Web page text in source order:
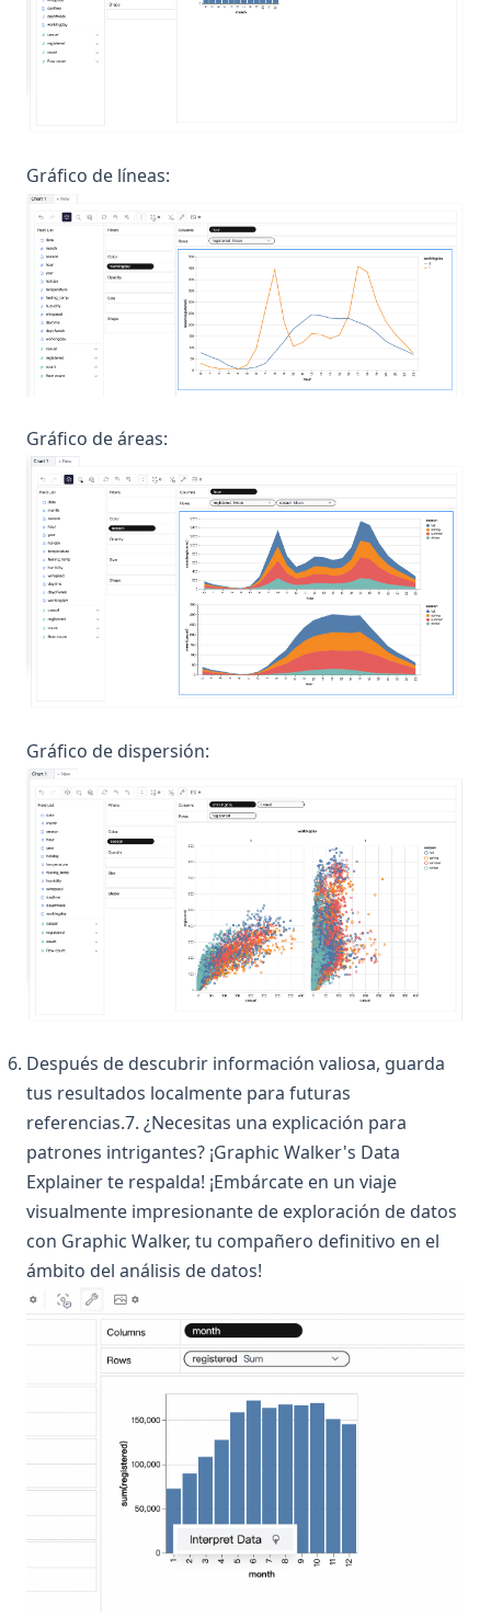
Gráfico de líneas:
Gráfico de áreas:
Gráfico de dispersión:
Después de descubrir información valiosa, guarda
tus resultados localmente para futuras
referencias.7. ¿Necesitas una explicación para
patrones intrigantes? ¡Graphic Walker's Data
Explainer te respalda! ¡Embárcate en un viaje
visualmente impresionante de exploración de datos
con Graphic Walker, tu compañero definitivo en el
ámbito del análisis de datos!